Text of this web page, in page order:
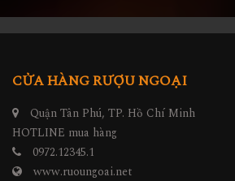
CỬA HÀNG RƯỢU NGOẠI
Quận Tân Phú, TP. Hồ Chí Minh
HOTLINE mua hàng
0972.12345.1
www.ruoungoai.net